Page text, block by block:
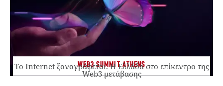
WEB3 SUMMIT ATHENS
Το Internet ξαναγράφεται. Η Ελλάδα στο επίκεντρο της
Web3 μετάβασης